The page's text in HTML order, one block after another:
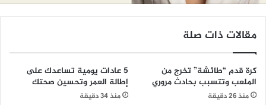
مقالات ذات صلة
كرة قدم “طائشة” تخرج من
الملعب وتتسبب بحادث مروري
منذ 26 دقيقة
5 عادات يومية تساعدك على
إطالة العمر وتحسين صحتك
منذ 34 دقيقة